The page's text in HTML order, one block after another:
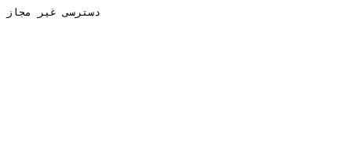
دسترسی غیر مجاز